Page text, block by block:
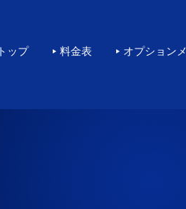
トップ 料金表 オプション
で高品質な